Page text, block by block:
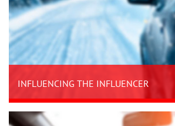
INFLUENCING THE INFLUENCER